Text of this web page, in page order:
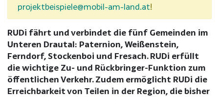
projektbeispiele@mobil-am-land.at!
RUDi fährt und verbindet die fünf Gemeinden im
Unteren Drautal: Paternion, Weißenstein,
Ferndorf, Stockenboi und Fresach. RUDi erfüllt
die wichtige Zu- und Rückbringer-Funktion zum
öffentlichen Verkehr. Zudem ermöglicht RUDi die
Erreichbarkeit von Teilen in der Region, die bisher